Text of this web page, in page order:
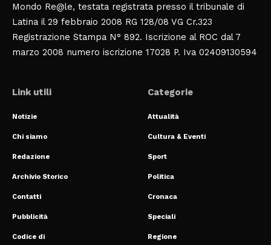
Mondo Re@le, testata registrata presso il tribunale di
Latina il 29 febbraio 2008 RG 128/08 VG Cr.323
Registrazione Stampa N° 892. Iscrizione al ROC dal 7
marzo 2008 numero iscrizione 17028 P. Iva 02409130594
Link utili
Notizie
Chi siamo
Redazione
Archivio Storico
Contatti
Pubblicità
Codice di
Categorie
Attualità
Cultura & Eventi
Sport
Politica
Cronaca
Speciali
Regione